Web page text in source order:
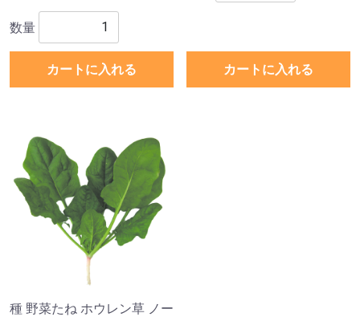
数量
カートに入れる カートに入れる
種 野菜たね ホウレン草 ノー